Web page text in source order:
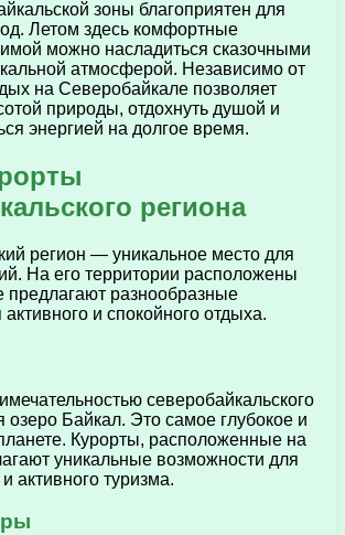
зоны благоприятен для
Летом здесь комфортные
можно насладиться сказочными
атмосферой. Независимо от
на Северобайкале позволяет
природы, отдохнуть душой и
энергией на долгое время.
региона
регион — уникальное место для
На его территории расположены
предлагают разнообразные
и спокойного отдыха.
северобайкальского
озеро Байкал. Это самое глубокое и
Курорты, расположенные на
уникальные возможности для
активного туризма.